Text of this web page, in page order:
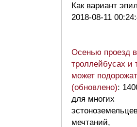
Как вариант
2018-08-11
Осенью проезд
троллейбусах и
может
(обновлено):
для многих
мечтаний,